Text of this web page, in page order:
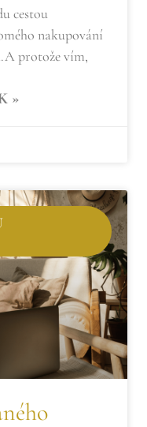
cestou
nakupování
protože vím,
»